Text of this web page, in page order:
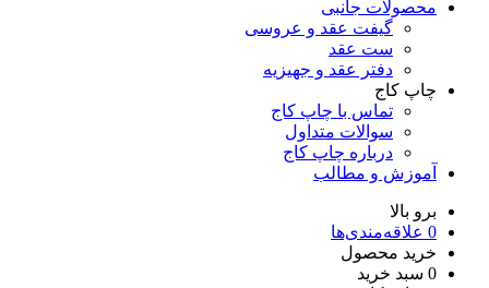
محصولات جانبی
گیفت عقد و عروسی
ست عقد
دفتر عقد و جهیزیه
چاپ کاج
تماس با چاپ کاج
سوالات متداول
درباره چاپ کاج
آموزش و مطالب
برو بالا
0 علاقه‌مندی‌ها
خرید محصول
0 سبد خرید